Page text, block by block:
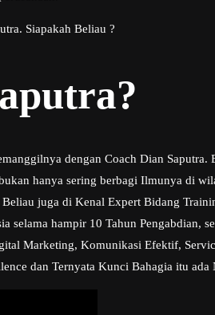
Siapakah Beliau ?
dengan Coach Dian
hanya sering berbagi Ilmunya di
juga di Kenal Expert Bidang
hampir 10 Tahun Pengabdian,
Marketing, Komunikasi Efektif,
dan Ternyata Kunci Bahagia itu ada